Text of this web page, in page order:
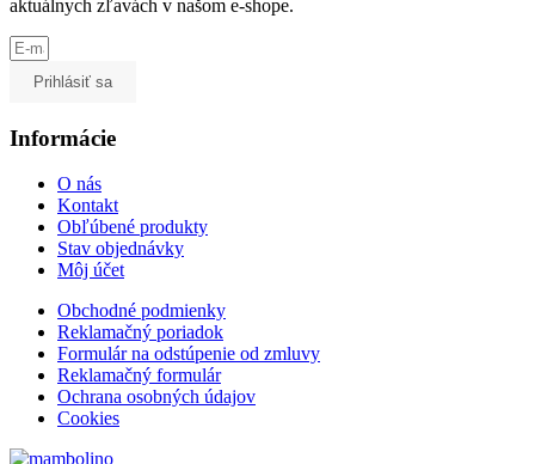
aktuálnych zľavách v našom e-shope.
Prihlásiť sa
Informácie
O nás
Kontakt
Obľúbené produkty
Stav objednávky
Môj účet
Obchodné podmienky
Reklamačný poriadok
Formulár na odstúpenie od zmluvy
Reklamačný formulár
Ochrana osobných údajov
Cookies